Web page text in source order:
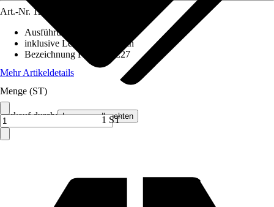
Verkauf durch: Lampenundleuchten
Art.-Nr. 12173316
Ausführung
inklusive Leuchtmittel
Nein
Bezeichnung Fassung
E27
Mehr Artikeldetails
Menge (ST)
1 ST